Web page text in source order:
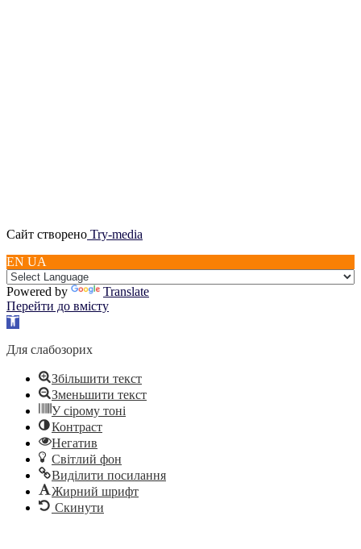
Сайт створено Try-media
EN UA
Powered by
Translate
Перейти до вмісту
Відкрити
інструментів
Для слабозорих
Збільшити текст
Зменьшити текст
У сірому тоні
Контраст
Негатив
Світлий фон
Виділити посилання
Жирний шрифт
Скинути